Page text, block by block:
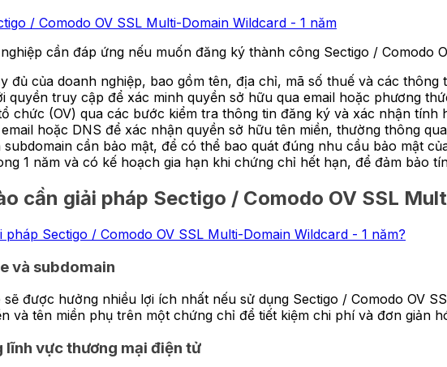
cần đáp ứng nếu muốn đăng ký thành công Sectigo / Comodo
đủ của doanh nghiệp, bao gồm tên, địa chỉ, mã số thuế và các
quyền truy cập để xác minh quyền sở hữu qua email hoặc phương
chức (OV) qua các bước kiểm tra thông tin đăng ký và xác nhận
hoặc DNS để xác nhận quyền sở hữu tên miền, thường thông
cần bảo mật, để có thể bao quát đúng nhu cầu bảo mật
1 năm và có kế hoạch gia hạn khi chứng chỉ hết hạn, để đảm bảo
cần giải pháp Sectigo / Comodo OV SSL
và subdomain
được hưởng nhiều lợi ích nhất nếu sử dụng Sectigo / Comodo OV
và tên miền phụ trên một chứng chỉ để tiết kiệm chi phí và đơn giản
vực thương mại điện tử